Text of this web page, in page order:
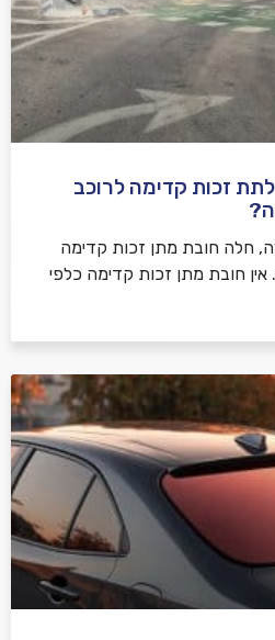
שלח משוב
זכות קדימה לרוכב
חלה חובת מתן זכות קדימה
אין חובת מתן זכות קדימה כלפי